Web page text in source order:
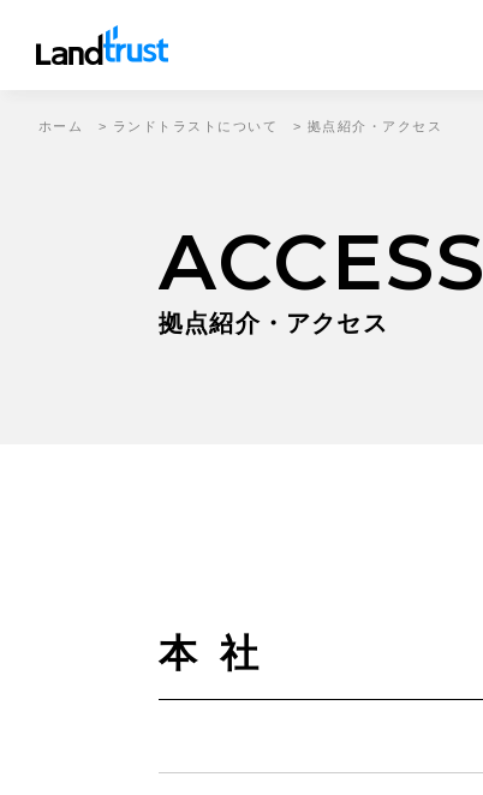
ACCESS
拠点紹介・アクセス
ホーム > ランドトラストについて > 拠点紹介・アクセス
本 社